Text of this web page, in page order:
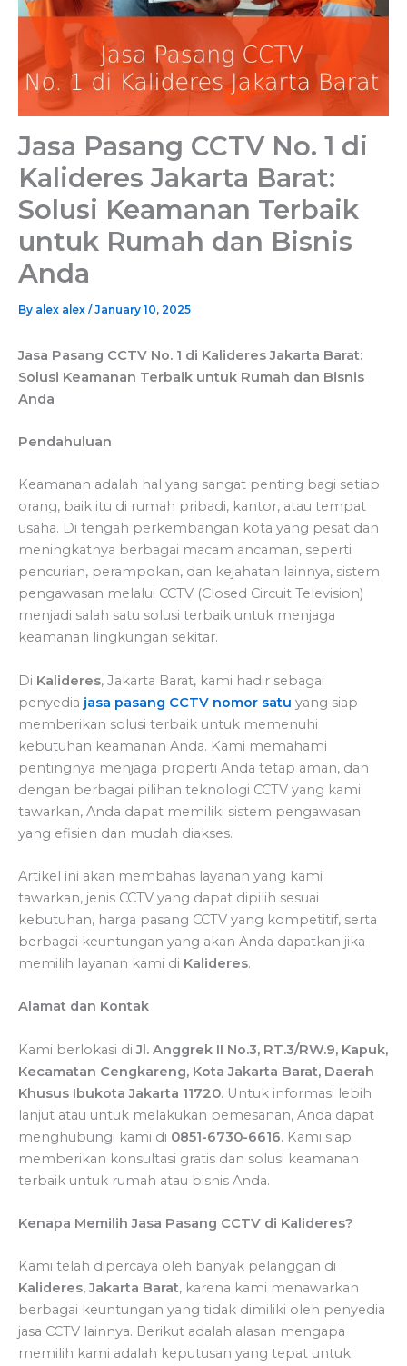
Jasa Pasang CCTV No. 1 di
Kalideres Jakarta Barat:
Solusi Keamanan Terbaik
untuk Rumah dan Bisnis
Anda
By alex alex /January 10, 2025
Jasa Pasang CCTV No. 1 di Kalideres Jakarta Barat:
Solusi Keamanan Terbaik untuk Rumah dan Bisnis
Anda
Pendahuluan
Keamanan adalah hal yang sangat penting bagi setiap
orang, baik itu di rumah pribadi, kantor, atau tempat
usaha. Di tengah perkembangan kota yang pesat dan
meningkatnya berbagai macam ancaman, seperti
pencurian, perampokan, dan kejahatan lainnya, sistem
pengawasan melalui CCTV (Closed Circuit Television)
menjadi salah satu solusi terbaik untuk menjaga
keamanan lingkungan sekitar.
Di Kalideres, Jakarta Barat, kami hadir sebagai
penyedia jasa pasang CCTV nomor satu yang siap
memberikan solusi terbaik untuk memenuhi
kebutuhan keamanan Anda. Kami memahami
pentingnya menjaga properti Anda tetap aman, dan
dengan berbagai pilihan teknologi CCTV yang kami
tawarkan, Anda dapat memiliki sistem pengawasan
yang efisien dan mudah diakses.
Artikel ini akan membahas layanan yang kami
tawarkan, jenis CCTV yang dapat dipilih sesuai
kebutuhan, harga pasang CCTV yang kompetitif, serta
berbagai keuntungan yang akan Anda dapatkan jika
memilih layanan kami di Kalideres.
Alamat dan Kontak
Kami berlokasi diJl. Anggrek II No.3, RT.3/RW.9, Kapuk,
Kecamatan Cengkareng, Kota Jakarta Barat, Daerah
Khusus Ibukota Jakarta 11720. Untuk informasi lebih
lanjut atau untuk melakukan pemesanan, Anda dapat
menghubungi kami di 0851-6730-6616. Kami siap
memberikan konsultasi gratis dan solusi keamanan
terbaik untuk rumah atau bisnis Anda.
Kenapa Memilih Jasa Pasang CCTV di Kalideres?
Kami telah dipercaya oleh banyak pelanggan di
Kalideres, Jakarta Barat, karena kami menawarkan
berbagai keuntungan yang tidak dimiliki oleh penyedia
jasa CCTV lainnya. Berikut adalah alasan mengapa
memilih kami adalah keputusan yang tepat untuk